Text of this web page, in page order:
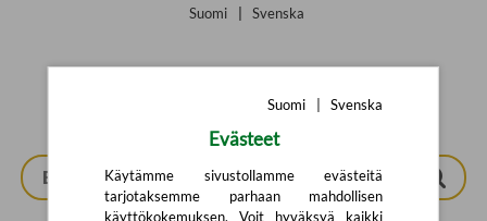
Suomi Svenska
Suomi Svenska
Evästeet
Käytämme sivustollamme evästeitä
tarjotaksemme parhaan mahdollisen
käyttökokemuksen. Voit hyväksyä kaikki